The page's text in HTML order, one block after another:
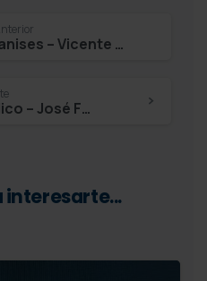
Hospital de Manises – Vicente Gil
ERESA Grupo Médico – José Ferrer Rebolleda
interesarte...